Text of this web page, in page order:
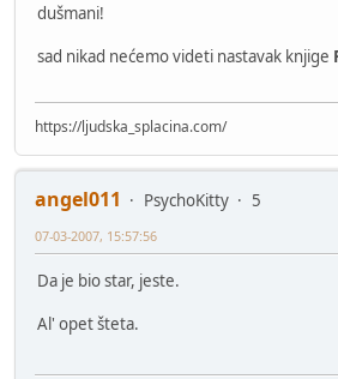
dušmani!
sad nikad nećemo videti nastavak knjige
https://ljudska_splacina.com/
angel011 PsychoKitty
5
07-03-2007, 15:57:56
Da je bio star, jeste.
Al' opet šteta.